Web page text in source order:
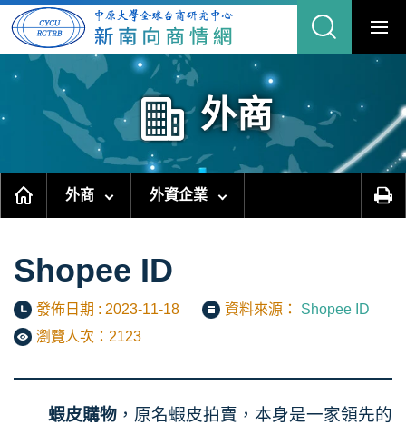
跳
主
要
外商
外商 外資企業
Shopee ID
發佈日期 : 2023-11-18 資料來源： Shopee ID
瀏覽人次：2123
蝦皮購物，原名蝦皮拍賣，本身是一家領先的